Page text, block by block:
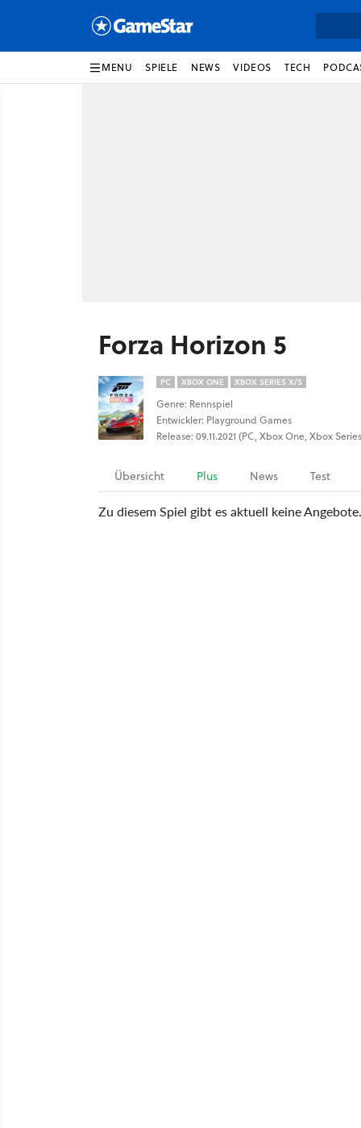
MENU SPIELE NEWS VIDEOS TECH
Forza Horizon 5
PC XBOX ONE XBOX SERIES X/S
Genre: Rennspiel
Entwickler: Playground Games
Release: 09.11.2021 (PC, Xbox One, Xbox
Übersicht Plus News Test
Zu diesem Spiel gibt es aktuell keine Angebote.